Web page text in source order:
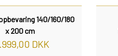
140/160/180
x 200 cm
DKK